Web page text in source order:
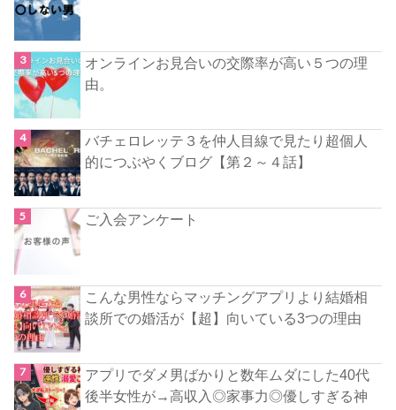
オンラインお見合いの交際率が高い５つの理
由。
バチェロレッテ３を仲人目線で見たり超個人
的につぶやくブログ【第２～４話】
ご入会アンケート
こんな男性ならマッチングアプリより結婚相
談所での婚活が【超】向いている3つの理由
アプリでダメ男ばかりと数年ムダにした40代
後半女性が→高収入◎家事力◎優しすぎる神